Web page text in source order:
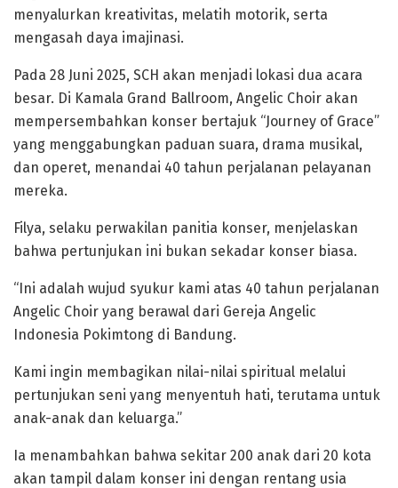
menyalurkan kreativitas, melatih motorik, serta
mengasah daya imajinasi.
Pada 28 Juni 2025, SCH akan menjadi lokasi dua acara
besar. Di Kamala Grand Ballroom, Angelic Choir akan
mempersembahkan konser bertajuk “Journey of Grace”
yang menggabungkan paduan suara, drama musikal,
dan operet, menandai 40 tahun perjalanan pelayanan
mereka.
Filya, selaku perwakilan panitia konser, menjelaskan
bahwa pertunjukan ini bukan sekadar konser biasa.
“Ini adalah wujud syukur kami atas 40 tahun perjalanan
Angelic Choir yang berawal dari Gereja Angelic
Indonesia Pokimtong di Bandung.
Kami ingin membagikan nilai-nilai spiritual melalui
pertunjukan seni yang menyentuh hati, terutama untuk
anak-anak dan keluarga.”
Ia menambahkan bahwa sekitar 200 anak dari 20 kota
akan tampil dalam konser ini dengan rentang usia